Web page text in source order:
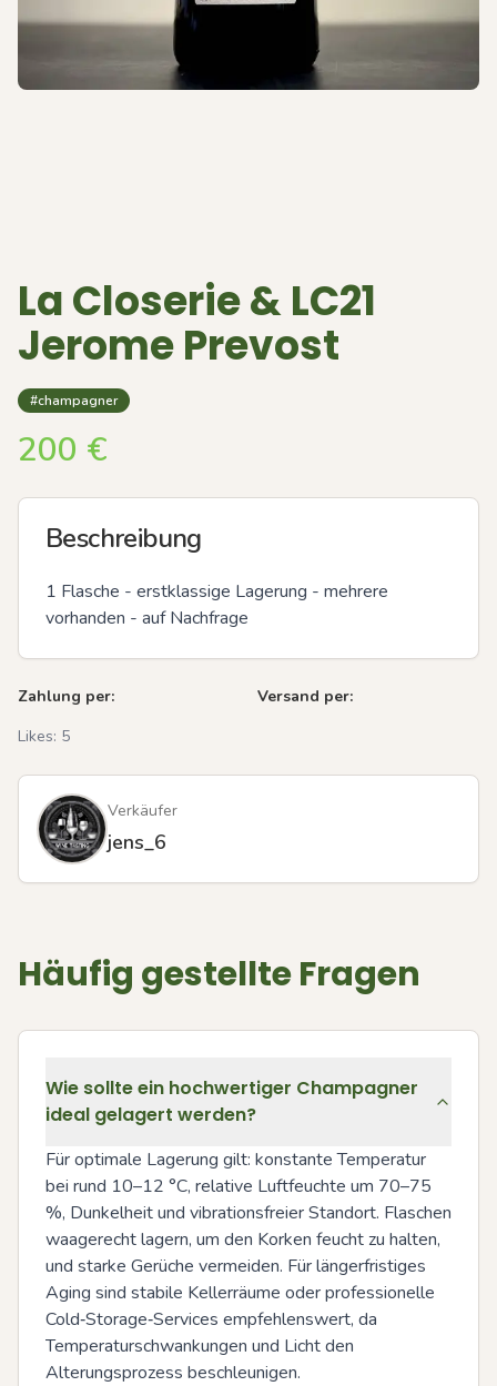
La Closerie & LC21
Jerome Prevost
#champagner
200 €
Beschreibung
1 Flasche - erstklassige Lagerung - mehrere
vorhanden - auf Nachfrage
Zahlung per:
Versand per:
Likes: 5
Verkäufer
jens_6
Häufig gestellte Fragen
Wie sollte ein hochwertiger Champagner
ideal gelagert werden?
Für optimale Lagerung gilt: konstante Temperatur
bei rund 10–12 °C, relative Luftfeuchte um 70–75
%, Dunkelheit und vibrationsfreier Standort. Flaschen
waagerecht lagern, um den Korken feucht zu halten,
und starke Gerüche vermeiden. Für längerfristiges
Aging sind stabile Kellerräume oder professionelle
Cold‑Storage‑Services empfehlenswert, da
Temperaturschwankungen und Licht den
Alterungsprozess beschleunigen.